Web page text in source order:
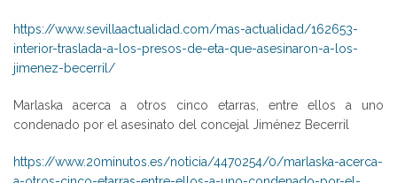
https://www.sevillaactualidad.com/mas-actualidad/162653-
interior-traslada-a-los-presos-de-eta-que-asesinaron-a-los-
jimenez-becerril/
Marlaska acerca a otros cinco etarras, entre ellos a uno
condenado por el asesinato del concejal Jiménez Becerril
https://www.20minutos.es/noticia/4470254/0/marlaska-acerca-